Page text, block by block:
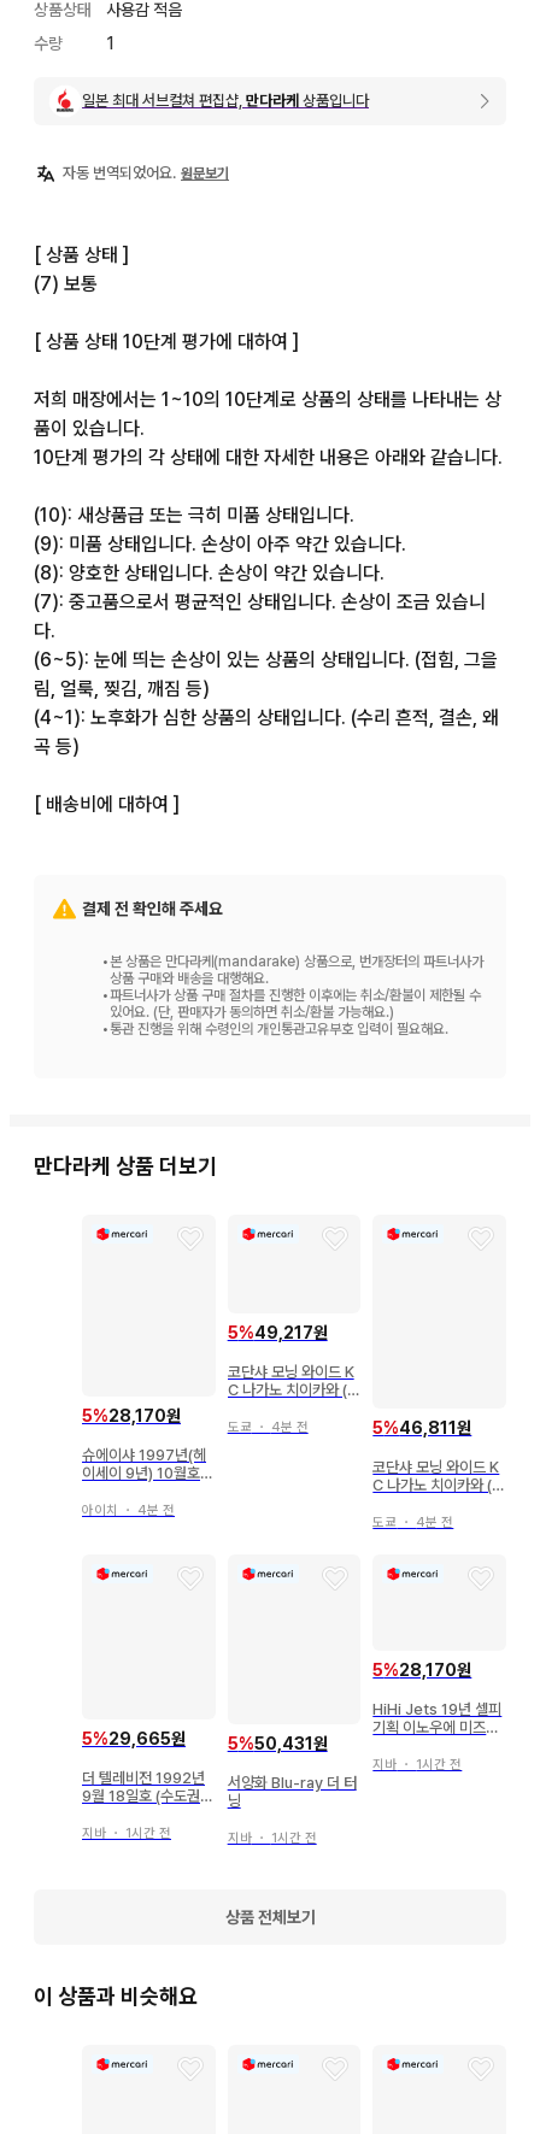
상품상태
사용감 적음
수량
1
일본 최대 서브컬쳐 편집샵, 만다라케 상품입니다
자동 번역되었어요. 원문보기
[ 상품 상태 ]
(7) 보통
[ 상품 상태 10단계 평가에 대하여 ]
저희 매장에서는 1~10의 10단계로 상품의 상태를 나타내는 상
품이 있습니다.
10단계 평가의 각 상태에 대한 자세한 내용은 아래와 같습니다.
(10): 새상품급 또는 극히 미품 상태입니다.
(9): 미품 상태입니다. 손상이 아주 약간 있습니다.
(8): 양호한 상태입니다. 손상이 약간 있습니다.
(7): 중고품으로서 평균적인 상태입니다. 손상이 조금 있습니
다.
(6~5): 눈에 띄는 손상이 있는 상품의 상태입니다. (접힘, 그을
림, 얼룩, 찢김, 깨짐 등)
(4~1): 노후화가 심한 상품의 상태입니다. (수리 흔적, 결손, 왜
곡 등)
[ 배송비에 대하여 ]
화면 하단에 있는 [ 배송비 ] 항목을 봐주십시오.
[ 상품에 대하여 ]
상품은 매장, 다른 사이트와 재고를 공유하고 있습니다. 따라서
다.
에 따른 씰이 붙어 있는 경우도 있습니다.
내용 불량, 작동 불량에 대해서는 보증 대상에서 제외됩니다.
개봉품 중, 음성이나 발광 등의 기능을 가진 상품에 대해서는 작
동 확인이 완료되었으며, 작동 불량이 있는 경우 상품 상태에 표
기하고 있습니다. 전기 제품이나 정밀 기기에 대해서는 작동 확
인을 하지 않았습니다.
배터리나 엽서, 전단지 등 상품의 성질에 영향을 미치지 않는 부
패브릭 소재 제품(백, 태피스트리, 손수건 등)은 보관 및 배송 시
의 사정으로 접힌 자국이 있을 수 있습니다.
게임, DVD 등의 특전품은 타이틀에 특전 부속 기재가 없는 경
우 본체만 해당됩니다. 또한 상품이 특전품인 경우, 본체가 부속
된다는 기재가 없는 경우 특전만 해당됩니다.
식품 완구 등 식품 또는 음료가 포함된 상품의 식품 및 음료 섭
취는 삼가 주십시오. 저희 매장에서는 식품 완구의 부속물, 외장
시 건강 피해에 대한 책임은 지지 않습니다.
적으로 포함되어 있지 않습니다.
결제 전 확인해 주세요
•본 상품은 만다라케(mandarake) 상품으로, 번개장터의 파트너사가
상품 구매와 배송을 대행해요.
•파트너사가 상품 구매 절차를 진행한 이후에는 취소/환불이 제한될 수
있어요. (단, 판매자가 동의하면 취소/환불 가능해요.)
•통관 진행을 위해 수령인의 개인통관고유부호 입력이 필요해요.
만다라케 상품 더보기
5%28,170원
슈에이샤 1997년(헤
이세이 9년) 10월호
리본 올 만화가 명감 H
아이치 ・ 4분 전
5%49,217원
코단샤 모닝 와이드 K
C 나가노 치이카와 (먼
도쿄 ・ 4분 전 5%46,811원
코단샤 모닝 와이드 K
C 나가노 치이카와 (먼
도쿄 ・ 4분 전
5%29,665원
더 텔레비전 1992년
9월 18일호 (수도권
지바 ・ 1시간 전
5%50,431원
서양화 Blu-ray 더 터
닝
지바・ 1시간 전
5%28,170원
HiHi Jets 19년 셀피
기획 이노우에 미즈키
지바 ・ 1시간 전
상품 전체보기
이 상품과 비슷해요